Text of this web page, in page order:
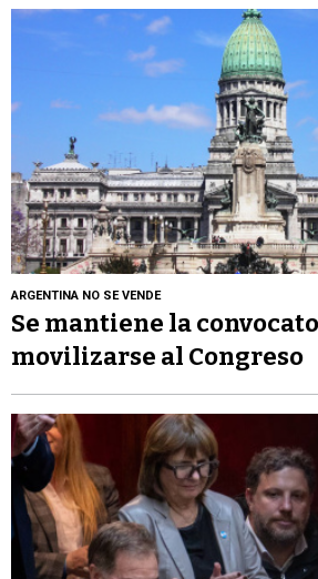
ARGENTINA NO SE VENDE
Se mantiene la
movilizarse al Congreso